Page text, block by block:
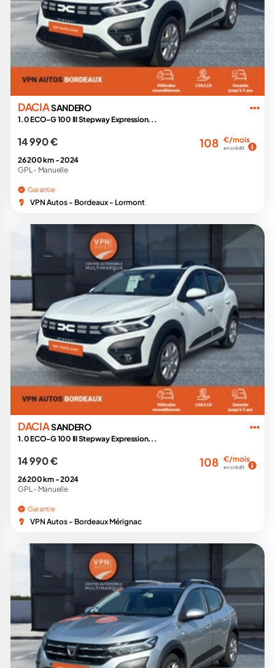
DACIASANDERO
1.0 ECO-G 100 III Stepway Expression...
14 990 € 108 €/mois
en crédit
26 200 km -2024
GPL - Manuelle
Garantie
VPN Autos - Bordeaux - Lormont
DACIASANDERO
1.0 ECO-G 100 III Stepway Expression...
14 990 € 108 €/mois
en crédit
26 200 km -2024
GPL - Manuelle
Garantie
VPN Autos - Bordeaux Mérignac